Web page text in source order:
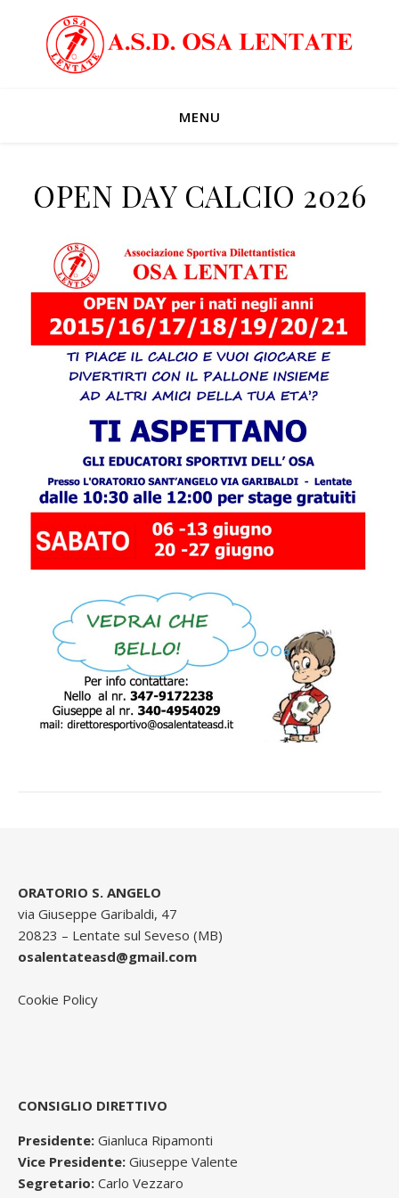
MENU
OPEN DAY CALCIO 2026
ORATORIO S. ANGELO
via Giuseppe Garibaldi, 47
20823 – Lentate sul Seveso (MB)
osalentateasd@gmail.com
Cookie Policy
CONSIGLIO DIRETTIVO
Presidente: Gianluca Ripamonti
Vice Presidente: Giuseppe Valente
Segretario: Carlo Vezzaro